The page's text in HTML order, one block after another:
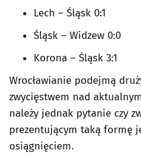
Lech – Śląsk 0:1
Śląsk – Widzew 0:0
Korona – Śląsk 3:1
Wrocławianie podejmą
zwycięstwem nad
należy jednak pytanie czy
prezentującym taką formę
osiągnięciem.